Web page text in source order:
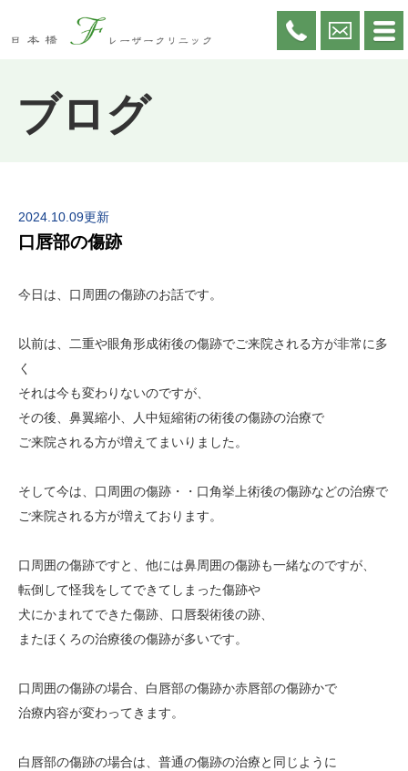
ブログ
2024.10.09更新
口唇部の傷跡
今日は、口周囲の傷跡のお話です。
以前は、二重や眼角形成術後の傷跡でご来院される方が非常に多
く
それは今も変わりないのですが、
その後、鼻翼縮小、人中短縮術の術後の傷跡の治療で
ご来院される方が増えてまいりました。
そして今は、口周囲の傷跡・・口角挙上術後の傷跡などの治療で
ご来院される方が増えております。
口周囲の傷跡ですと、他には鼻周囲の傷跡も一緒なのですが、
転倒して怪我をしてできてしまった傷跡や
犬にかまれてできた傷跡、口唇裂術後の跡、
またほくろの治療後の傷跡が多いです。
口周囲の傷跡の場合、白唇部の傷跡か赤唇部の傷跡かで
治療内容が変わってきます。
白唇部の傷跡の場合は、普通の傷跡の治療と同じように